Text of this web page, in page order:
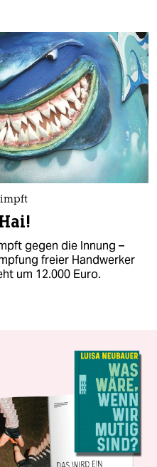
gegen die Innung –
freier Handwerker
um 12.000 Euro.